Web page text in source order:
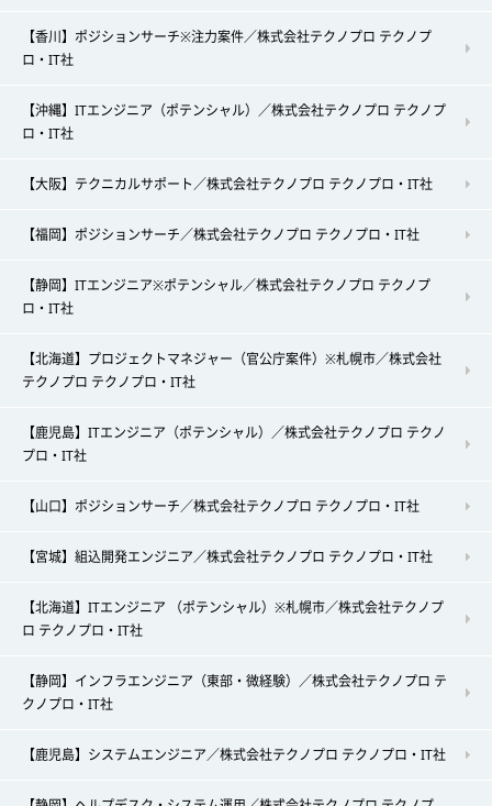
【香川】ポジションサーチ※注力案件／株式会社テクノプロ テクノプ
ロ・IT社
【沖縄】ITエンジニア（ポテンシャル）／株式会社テクノプロ テクノプ
ロ・IT社
【大阪】テクニカルサポート／株式会社テクノプロ テクノプロ・IT社
【福岡】ポジションサーチ／株式会社テクノプロ テクノプロ・IT社
【静岡】ITエンジニア※ポテンシャル／株式会社テクノプロ テクノプ
ロ・IT社
【北海道】プロジェクトマネジャー（官公庁案件）※札幌市／株式会社
テクノプロ テクノプロ・IT社
【鹿児島】ITエンジニア（ポテンシャル）／株式会社テクノプロ テクノ
プロ・IT社
【山口】ポジションサーチ／株式会社テクノプロ テクノプロ・IT社
【宮城】組込開発エンジニア／株式会社テクノプロ テクノプロ・IT社
【北海道】ITエンジニア （ポテンシャル）※札幌市／株式会社テクノプ
ロ テクノプロ・IT社
【静岡】インフラエンジニア（東部・微経験）／株式会社テクノプロ テ
クノプロ・IT社
【鹿児島】システムエンジニア／株式会社テクノプロ テクノプロ・IT社